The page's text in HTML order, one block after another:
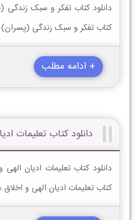
دانلود کتاب تفکر و سبک
کتاب تفکر و سبک زندگی (پسران) هفتم
+ ادامه مطلب
دانلود کتاب تعلیمات
دانلود کتاب تعلیمات ادیان
کتاب تعلیمات ادیان الهى و اخلاق هفتم